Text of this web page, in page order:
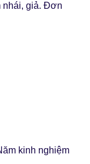
nhái, giả. Đơn
kinh nghiệm